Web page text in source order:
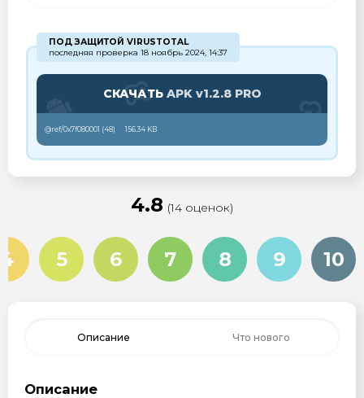
ПОД ЗАЩИТОЙ VIRUSTOTAL
последняя проверка 18 ноябрь 2024, 14:37
СКАЧАТЬ APK v1.2.8 PRO
@ref/0x7f080001 (48) 156.34 KB
4.8 (14 оценок)
4 5 6 7 8 9 10
Описание Что нового
Описание